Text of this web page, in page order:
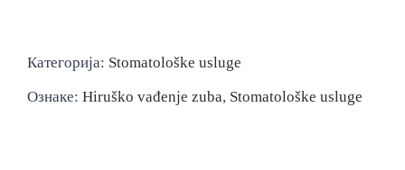
Категорија: Stomatološke usluge
Ознаке: Hiruško vađenje zuba, Stomatološke usluge